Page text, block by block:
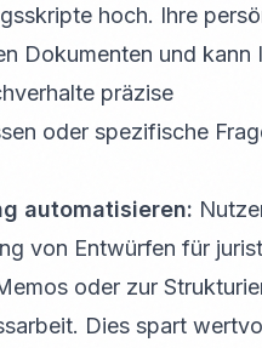
hoch. Ihre
Dokumenten und kann
präzise
oder spezifische
automatisieren:
von Entwürfen für
oder zur
Dies spart